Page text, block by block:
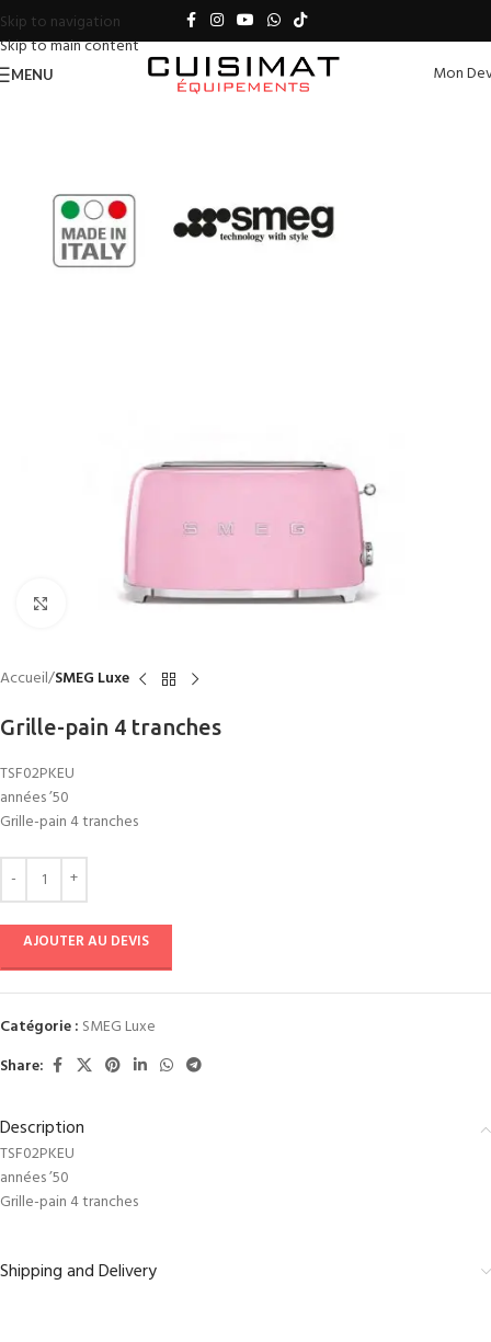
Skip to navigation
Skip to main content
MENU Mon
Click to enlarge
Accueil SMEG Luxe
Grille-pain 4 tranches
TSF02PKEU
années ’50
Grille-pain 4 tranches
AJOUTER AU DEVIS
Catégorie : SMEG Luxe
Share:
Description
TSF02PKEU
années ’50
Grille-pain 4 tranches
Shipping and Delivery